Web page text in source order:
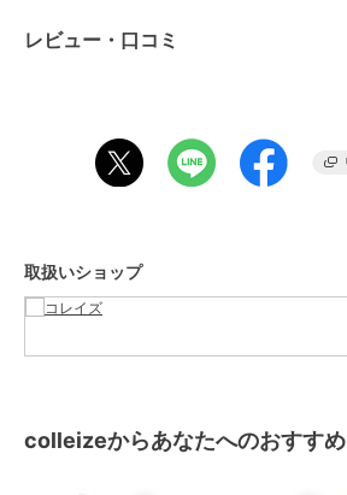
レビュー・口コミ
取扱いショップ
colleizeからあなたへのおすすめ